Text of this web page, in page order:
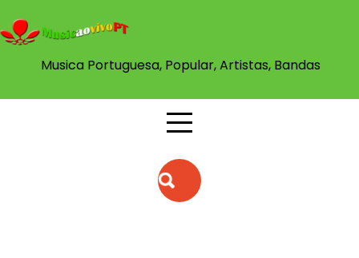
Musica Portuguesa, Popular, Artistas, Bandas